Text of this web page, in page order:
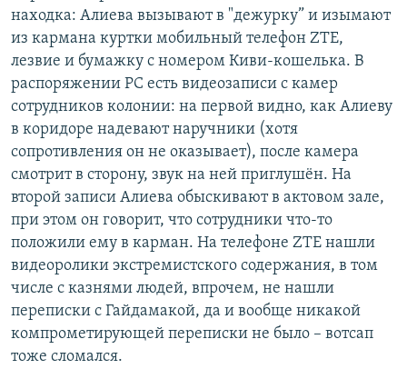
находка: Алиева вызывают в "дежурку” и изымают
из кармана куртки мобильный телефон ZTE,
лезвие и бумажку с номером Киви-кошелька. В
распоряжении РС есть видеозаписи с камер
сотрудников колонии: на первой видно, как Алиеву
в коридоре надевают наручники (хотя
сопротивления он не оказывает), после камера
смотрит в сторону, звук на ней приглушён. На
второй записи Алиева обыскивают в актовом зале,
при этом он говорит, что сотрудники что-то
положили ему в карман. На телефоне ZTE нашли
видеоролики экстремистского содержания, в том
числе с казнями людей, впрочем, не нашли
переписки с Гайдамакой, да и вообще никакой
компрометирующей переписки не было – вотсап
тоже сломался.